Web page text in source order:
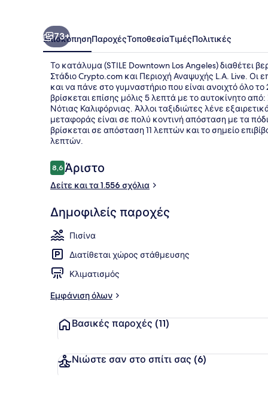
73+
ΕπισκόπησηΠαροχέςΤοποθεσίαΤιμέςΠολιτικές
Το κατάλυμα (STILE Downtown Los Angeles) διαθέτει
Στάδιο Crypto.com και Περιοχή Αναψυχής L.A. Live.
και να πάνε στο γυμναστήριο που είναι ανοιχτό όλο
βρίσκεται επίσης μόλις 5 λεπτά με το αυτοκίνητο
Νότιας Καλιφόρνιας. Άλλοι ταξιδιώτες λένε
μεταφοράς είναι σε πολύ κοντινή απόσταση με τα
βρίσκεται σε απόσταση 11 λεπτών και το σημείο
λεπτών.
Σχόλια
8,68,6 στα 10
Άριστο
Δείτε και τα 1.556 σχόλια
Δημοφιλείς παροχές
Πισίνα
Διατίθεται χώρος στάθμευσης
Κλιματισμός
Εμφάνιση όλων
Βασικές παροχές (11)
Νιώστε σαν στο σπίτι σας (6)